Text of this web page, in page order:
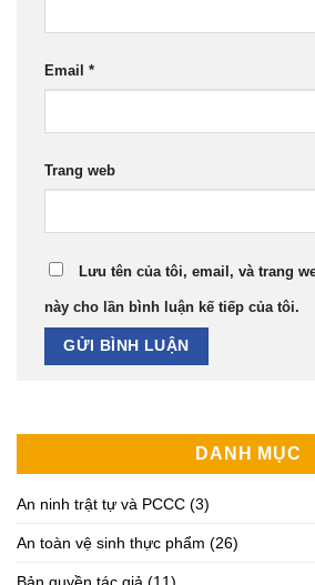
Email *
Trang web
Lưu tên của tôi, email, và trang
này cho lần bình luận kế tiếp của tôi.
DANH MỤC
An ninh trật tự và PCCC (3)
An toàn vệ sinh thực phẩm (26)